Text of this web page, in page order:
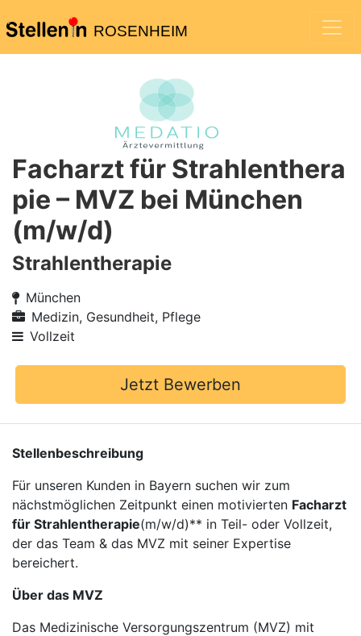
ROSENHEIM
Facharzt für Strahlenthera
pie – MVZ bei München
(m/w/d)
Strahlentherapie
München
Medizin, Gesundheit, Pflege
Vollzeit
Jetzt Bewerben
Stellenbeschreibung
Für unseren Kunden in Bayern suchen wir zum
nächstmöglichen Zeitpunkt einen motivierten Facharzt
für Strahlentherapie(m/w/d)** in Teil- oder Vollzeit,
der das Team & das MVZ mit seiner Expertise
bereichert.
Über das MVZ
Das Medizinische Versorgungszentrum (MVZ) mit